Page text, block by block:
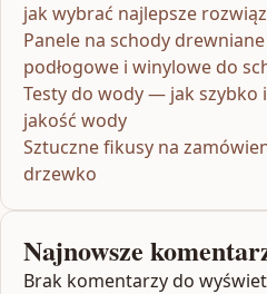
jak wybrać najlepsze
Panele na schody
podłogowe i winylowe do
Testy do wody — jak szybko
jakość wody
Sztuczne fikusy na
drzewko
Najnowsze
Brak komentarzy do